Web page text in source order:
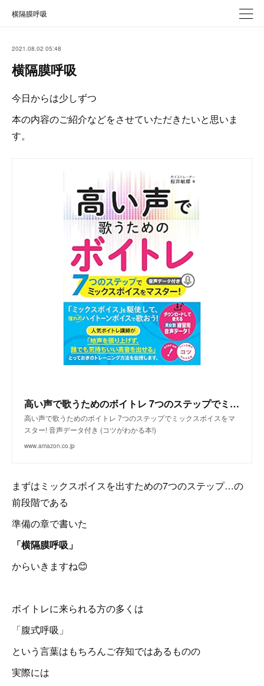
横隔膜呼吸
2021.08.02 05:48
横隔膜呼吸
今日からは少しずつ
本の内容のご紹介などをさせていただきたいと思いま
す。
高い声で歌うためのボイトレ 7つのステップでミックスボイスをマスター! 音声データ付き (コツがわかる本!)
高い声で歌うためのボイトレ 7つのステップでミックスボイスをマ
スター! 音声データ付き (コツがわかる本!)
www.amazon.co.jp
まずはミックスボイスを出すための7つのステップ…の
前段階である
準備の章で書いた
「横隔膜呼吸」
からいきますね😊
ボイトレに来られる方の多くは
「腹式呼吸」
という言葉はもちろんご存知ではあるものの
実際には